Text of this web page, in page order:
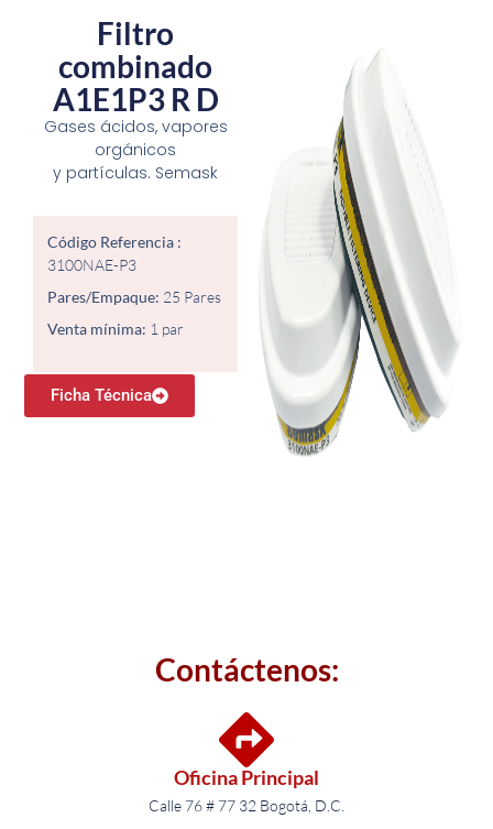
Filtro
combinado
A1E1P3 R D
Gases ácidos, vapores
orgánicos
y partículas. Semask
Código Referencia :
3100NAE-P3
Pares/Empaque: 25 Pares
Venta mínima: 1 par
Ficha Técnica
Contáctenos:
Oficina Principal
Calle 76 # 77 32 Bogotá, D.C.